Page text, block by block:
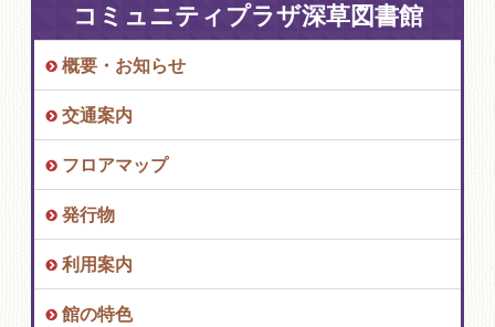
コミュニティプラザ深草図書館
概要・お知らせ
交通案内
フロアマップ
発行物
利用案内
館の特色